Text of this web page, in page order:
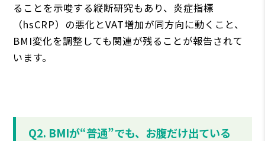
ることを示唆する縦断研究もあり、炎症指標
（hsCRP）の悪化とVAT増加が同方向に動くこと、
BMI変化を調整しても関連が残ることが報告されて
います。
Q2. BMIが“普通”でも、お腹だけ出ている